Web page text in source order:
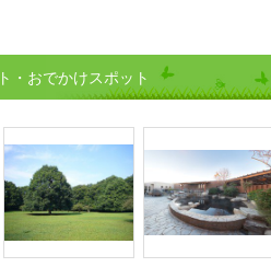
・おでかけスポット